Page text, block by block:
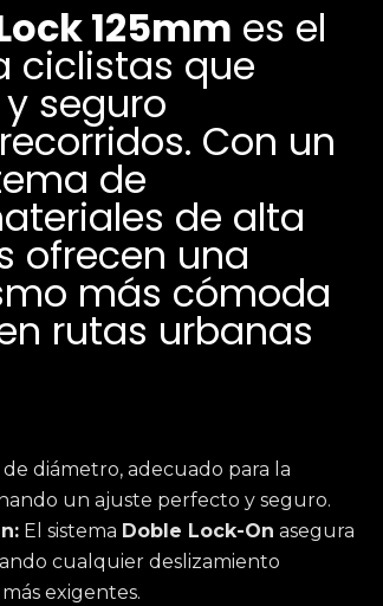
125mm es el
ciclistas que
seguro
Con un
de
de alta
ofrecen una
más cómoda
rutas urbanas
diámetro, adecuado para la
un ajuste perfecto y seguro.
El sistema Doble Lock-On asegura
cualquier deslizamiento
exigentes.